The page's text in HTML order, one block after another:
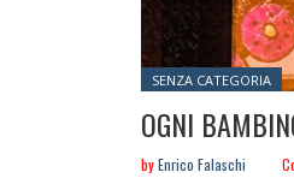
Posted in:
SENZA CATEGORIA
OGNI
byEnrico Falaschi